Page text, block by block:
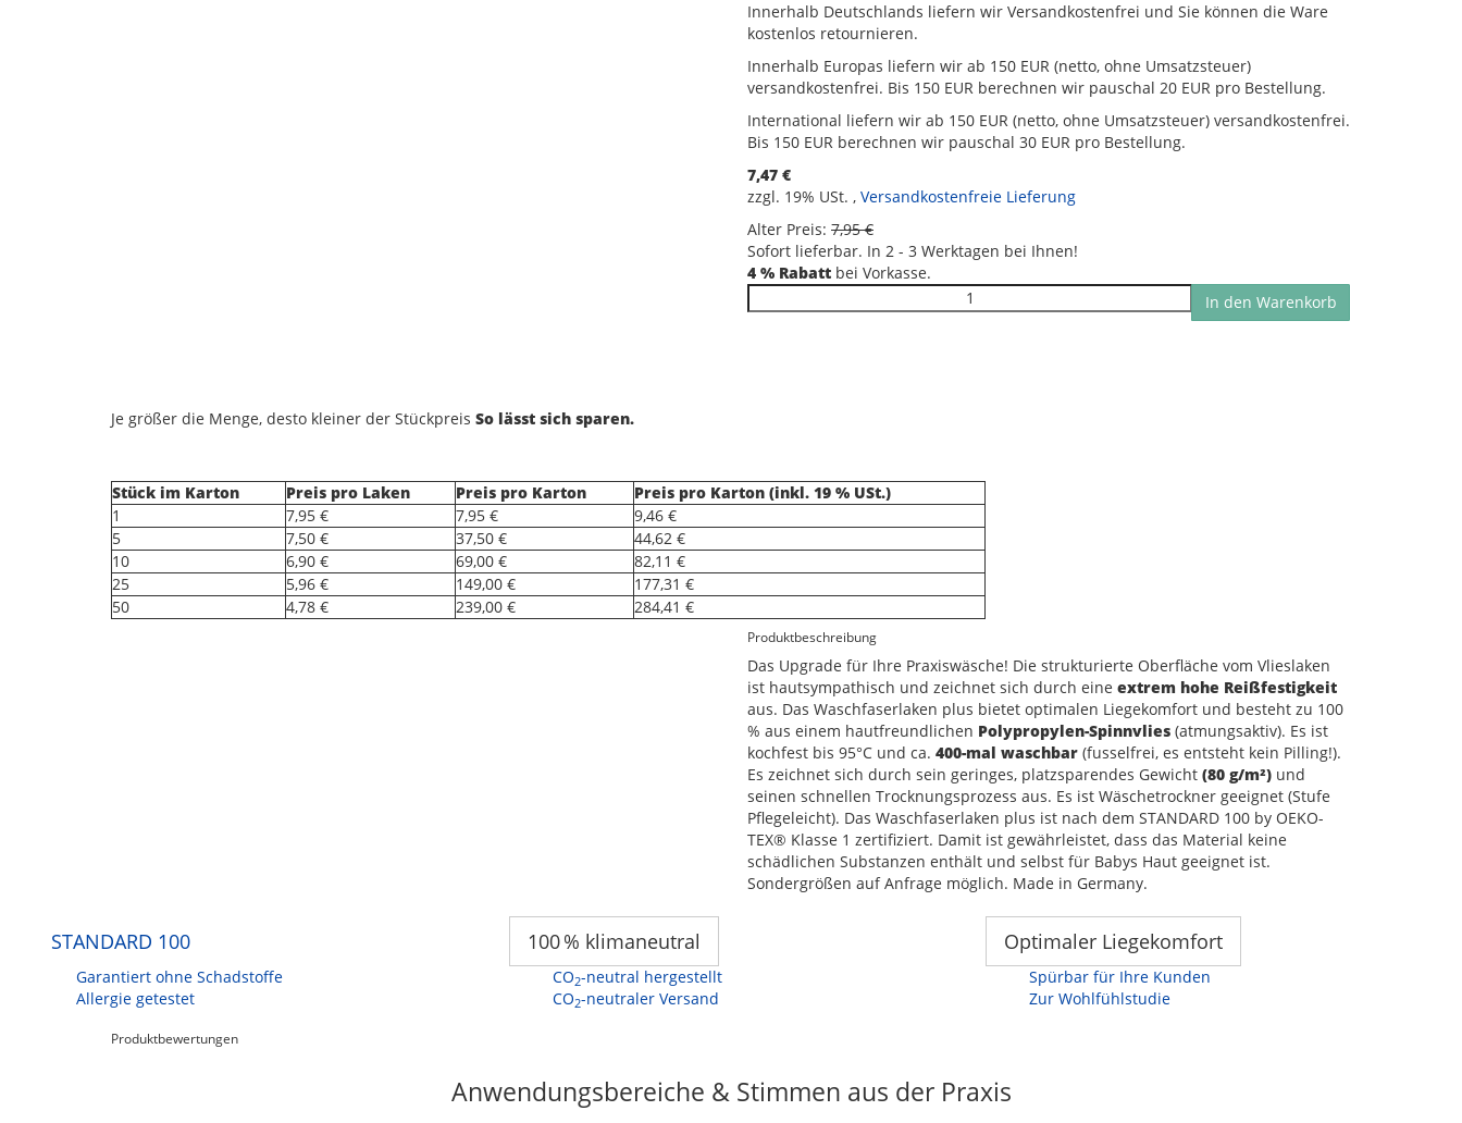
Innerhalb Deutschlands liefern wir Versandkostenfrei und Sie können die Ware
kostenlos retournieren.
Innerhalb Europas liefern wir ab 150 EUR (netto, ohne Umsatzsteuer)
versandkostenfrei. Bis 150 EUR berechnen wir pauschal 20 EUR pro Bestellung.
International liefern wir ab 150 EUR (netto, ohne Umsatzsteuer) versandkostenfrei.
Bis 150 EUR berechnen wir pauschal 30 EUR pro Bestellung.
7,47 €
zzgl. 19% USt. , Versandkostenfreie Lieferung
Alter Preis: 7,95 €
Sofort lieferbar. In 2 - 3 Werktagen bei Ihnen!
4 % Rabatt bei Vorkasse.
In den Warenkorb
Je größer die Menge, desto kleiner der Stückpreis So lässt sich sparen.
Stück im Karton Preis pro Laken Preis pro Karton
Preis pro Karton (inkl. 19 % USt.)
1
7,95 € 7,95 €
9,46 €
5
7,50 € 37,50 €
44,62 €
10
6,90 € 69,00 €
82,11 €
25
5,96 € 149,00 €
177,31 €
50
4,78 € 239,00 € 284,41 €
Produktbeschreibung
Das Upgrade für Ihre Praxiswäsche! Die strukturierte Oberfläche vom Vlieslaken
ist hautsympathisch und zeichnet sich durch eine extrem hohe Reißfestigkeit
aus. Das Waschfaserlaken plus bietet optimalen Liegekomfort und besteht zu 100
% aus einem hautfreundlichen Polypropylen-Spinnvlies (atmungsaktiv). Es ist
kochfest bis 95°C und ca. 400-mal waschbar (fusselfrei, es entsteht kein Pilling!).
Es zeichnet sich durch sein geringes, platzsparendes Gewicht (80 g/m²) und
seinen schnellen Trocknungsprozess aus. Es ist Wäschetrockner geeignet (Stufe
Pflegeleicht). Das Waschfaserlaken plus ist nach dem STANDARD 100 by OEKO-
TEX® Klasse 1 zertifiziert. Damit ist gewährleistet, dass das Material keine
schädlichen Substanzen enthält und selbst für Babys Haut geeignet ist.
Sondergrößen auf Anfrage möglich. Made in Germany.
STANDARD 100
Garantiert ohne Schadstoffe
Allergie getestet
100 % klimaneutral
CO2-neutral hergestellt
CO2-neutraler Versand
Optimaler Liegekomfort
Spürbar für Ihre Kunden
Zur Wohlfühlstudie
Produktbewertungen
Anwendungsbereiche & Stimmen aus der Praxis